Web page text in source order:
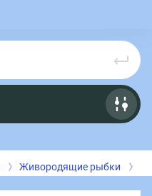
Живородящие рыбки